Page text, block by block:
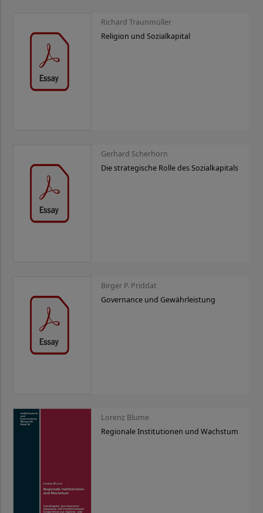
Richard Traunmüller
Religion und Sozialkapital
Gerhard Scherhorn
Die strategische Rolle des Sozialkapitals
Birger P. Priddat
Governance und Gewährleistung
Lorenz Blume
Regionale Institutionen und Wachstum